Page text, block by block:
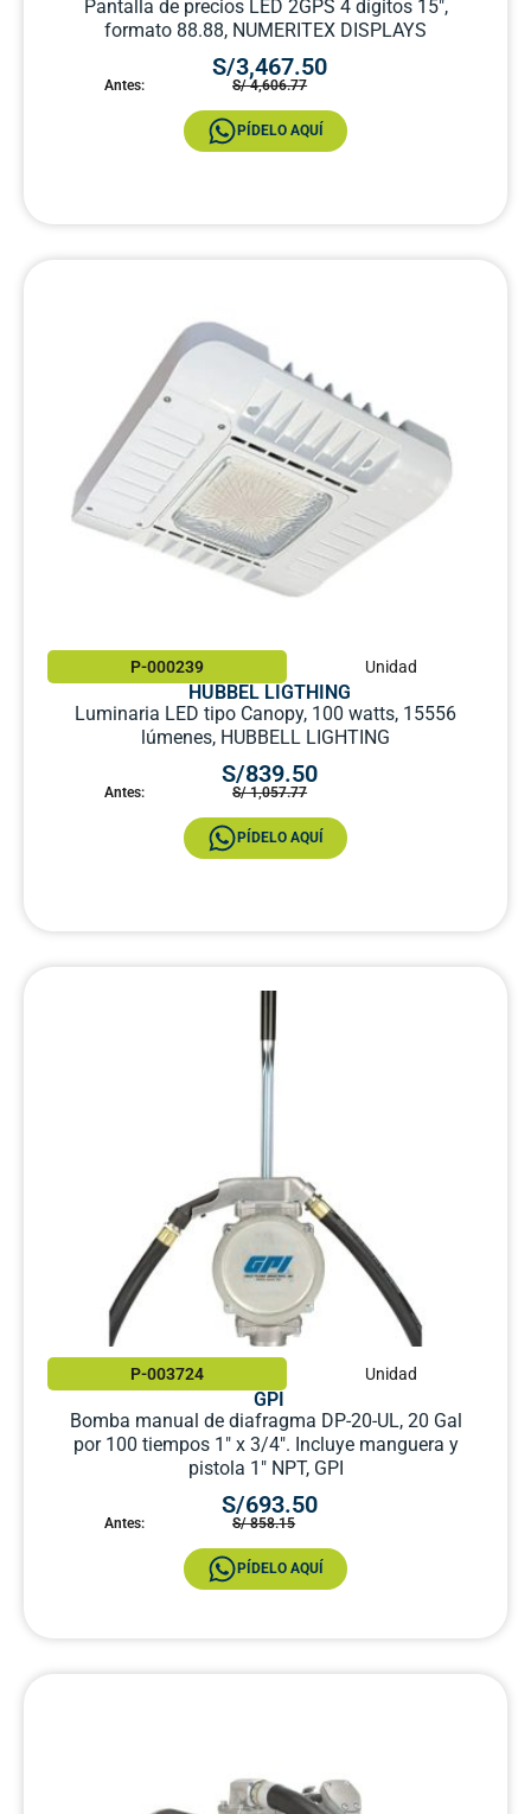
Pantalla de precios LED 2GPS 4 dígitos 15″,
formato 88.88, NUMERITEX DISPLAYS
S/3,467.50
Antes: S/ 4,606.77
PÍDELO AQUÍ
P-000239 Unidad
HUBBEL LIGTHING
Luminaria LED tipo Canopy, 100 watts, 15556
lúmenes, HUBBELL LIGHTING
S/839.50
Antes: S/ 1,057.77
PÍDELO AQUÍ
P-003724 Unidad
GPI
Bomba manual de diafragma DP-20-UL, 20 Gal
por 100 tiempos 1″ x 3/4″. Incluye manguera y
pistola 1″ NPT, GPI
S/693.50
Antes: S/ 858.15
PÍDELO AQUÍ